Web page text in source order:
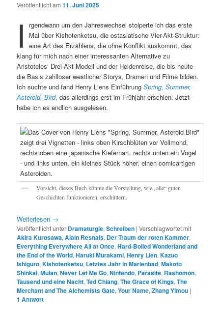
Veröffentlicht am11. Juni 2025
I
rgendwann um den Jahreswechsel stolperte ich das erste
Mal über Kishotenketsu, die ostasiatische Vier-Akt-Struktur:
eine Art des Erzählens, die ohne Konflikt auskommt, das
klang für mich nach einer interessanten Alternative zu
Aristoteles‘ Drei-Akt-Modell und der Heldenreise, die bis heute
die Basis zahlloser westlicher Storys, Dramen und Filme bilden.
Ich suchte und fand Henry Liens EinführungSpring, Summer,
Asteroid, Bird, das allerdings erst im Frühjahr erschien. Jetzt
habe ich es endlich ausgelesen.
Vorsicht, dieses Buch könnte die Vorstellung, wie „alle“ guten
Geschichten funktionieren, erschüttern.
Weiterlesen →
Veröffentlicht unter Dramaturgie,Schreiben |Verschlagwortet mit
Akira Kurosawa,Alain Resnais, Der Traum der roten Kammer,
Everything Everywhere All at Once,Hard-Boiled Wonderland and
the End of the World,Haruki Murakami,Henry Lien,Kazuo
Ishiguro,Kishotenketsu, Letztes Jahr in Marienbad,Makoto
Shinkai,Mulan,Never Let Me Go,Nintendo, Parasite, Rashomon,
Tausend und eine Nacht,Ted Chiang,The Grace of Kings,The
Merchant and The Alchemists Gate,Your Name,Zhang Yimou |
1 Antwort